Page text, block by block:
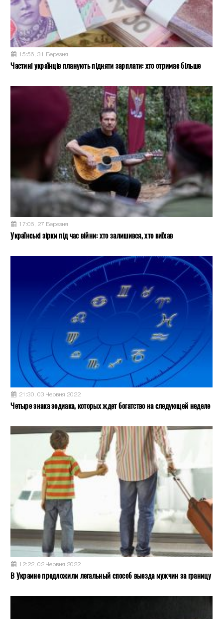
15:56, 31 Березня
Частині українців планують підняти зарплати: хто отримає більше
17:06, 27 Березня
Українські зірки під час війни: хто залишився, хто виїхав
21:30, 03 Червня 2022
Четыре знака зодиака, которых ждет богатство на следующей неделе
12:22, 02 Червня 2022
В Украине предложили легальный способ выезда мужчин за границу